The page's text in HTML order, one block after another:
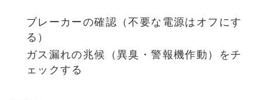
ブレーカーの確認（不要な電源はオフにす
る）
ガス漏れの兆候（異臭・警報機作動）をチ
ェックする